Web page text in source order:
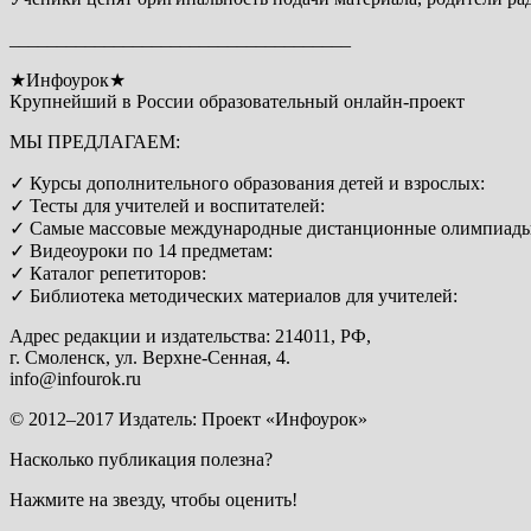
★Инфоурок★
Крупнейший в России образовательный онлайн-проект
МЫ ПРЕДЛАГАЕМ:
✓ Курсы дополнительного образования детей и взрослых:
✓ Тесты для учителей и воспитателей:
✓ Самые массовые международные дистанционные
✓ Видеоуроки по 14 предметам:
✓ Каталог репетиторов:
✓ Библиотека методических материалов для учителей:
Адрес редакции и издательства: 214011, РФ,
г. Смоленск, ул. Верхне-Сенная, 4.
info@infourok.ru
© 2012–2017 Издатель: Проект «Инфоурок»
Насколько публикация полезна?
Нажмите на звезду, чтобы оценить!